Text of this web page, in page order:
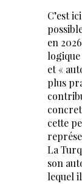
C’est
en
et «
plus
cette
La
son
lequel